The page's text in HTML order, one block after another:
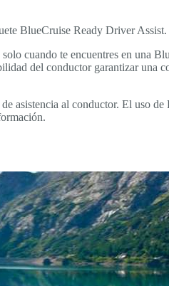
BlueCruise Ready Driver Assist.
cuando te encuentres en una
del conductor garantizar una
asistencia al conductor. El uso